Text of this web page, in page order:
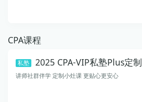
CPA课程
私塾 2025 CPA-VIP私塾Plus定制
讲师社群伴学 定制小灶课 更贴心更安心